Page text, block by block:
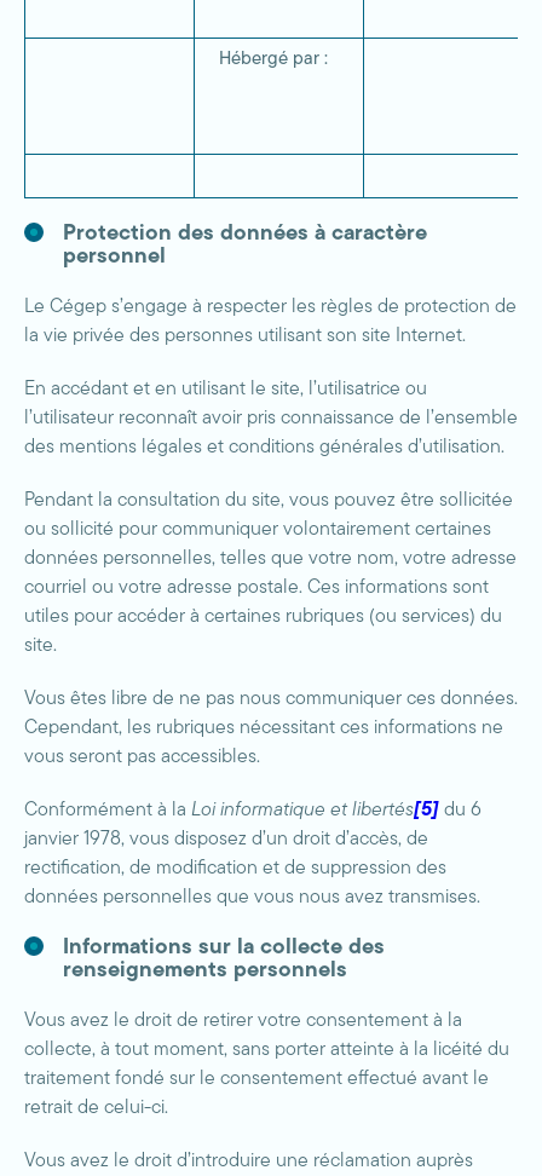
Hébergé par :
Protection des données à caractère
personnel
Le Cégep s’engage à respecter les règles de protection de
la vie privée des personnes utilisant son site Internet.
En accédant et en utilisant le site, l’utilisatrice ou
l’utilisateur reconnaît avoir pris connaissance de l’ensemble
des mentions légales et conditions générales d’utilisation.
Pendant la consultation du site, vous pouvez être sollicitée
ou sollicité pour communiquer volontairement certaines
données personnelles, telles que votre nom, votre adresse
courriel ou votre adresse postale. Ces informations sont
utiles pour accéder à certaines rubriques (ou services) du
site.
Vous êtes libre de ne pas nous communiquer ces données.
Cependant, les rubriques nécessitant ces informations ne
vous seront pas accessibles.
Conformément à la Loi informatique et libertés[5] du 6
janvier 1978, vous disposez d’un droit d’accès, de
rectification, de modification et de suppression des
données personnelles que vous nous avez transmises.
Informations sur la collecte des
renseignements personnels
Vous avez le droit de retirer votre consentement à la
collecte, à tout moment, sans porter atteinte à la licéité du
traitement fondé sur le consentement effectué avant le
retrait de celui-ci.
Vous avez le droit d’introduire une réclamation auprès